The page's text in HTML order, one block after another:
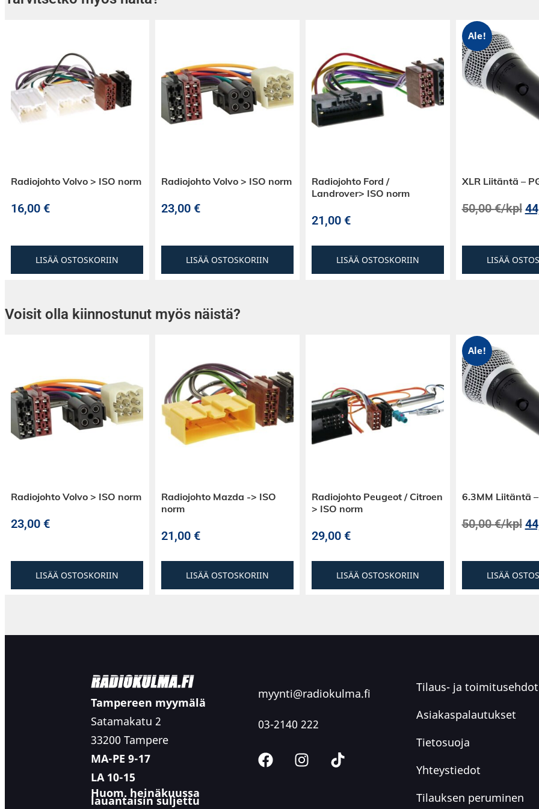
Radiojohto Volvo > ISO norm
16,00 €
LISÄÄ OSTOSKORIIN
Radiojohto Volvo > ISO norm
23,00 €
LISÄÄ OSTOSKORIIN
Radiojohto Ford /
Landrover> ISO norm
21,00 €
LISÄÄ OSTOSKORIIN
Ale!
XLR Liitäntä –
50,00€/kpl
LISÄÄ
Voisit olla kiinnostunut myös näistä?
Radiojohto Volvo > ISO norm
23,00 €
LISÄÄ OSTOSKORIIN
Radiojohto Mazda -> ISO
norm
21,00 €
LISÄÄ OSTOSKORIIN
Radiojohto Peugeot / Citroen
> ISO norm
29,00 €
LISÄÄ OSTOSKORIIN
Ale!
6.3MM Liitäntä
50,00€/kpl
LISÄÄ
Tampereen myymälä
Satamakatu 2
33200 Tampere
MA-PE 9-17
LA 10-15
Huom. heinäkuussa
lauantaisin suljettu
myynti@radiokulma.fi
03-2140 222
Tilaus- ja toimitusehdot
Asiakaspalautukset
Tietosuoja
Yhteystiedot
Tilauksen peruminen